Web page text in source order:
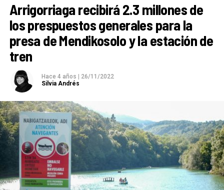
Arrigorriaga recibirá 2.3 millones de
los prespuestos generales para la
presa de Mendikosolo y la estación de
tren
Hace 4 años
26/11/2022
Silvia Andrés